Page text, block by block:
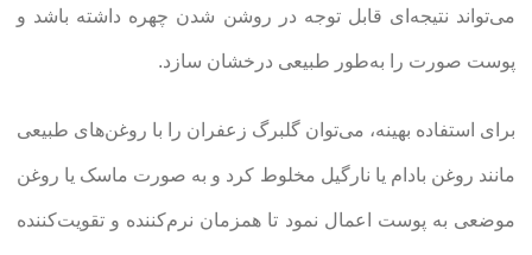
می‌تواند نتیجه‌ای قابل توجه در روشن شدن چهره داشته باشد و
پوست صورت را به‌طور طبیعی درخشان سازد.
برای استفاده بهینه، می‌توان گلبرگ زعفران را با روغن‌های طبیعی
مانند روغن بادام یا نارگیل مخلوط کرد و به صورت ماسک یا روغن
موضعی به پوست اعمال نمود تا همزمان نرم‌کننده و تقویت‌کننده